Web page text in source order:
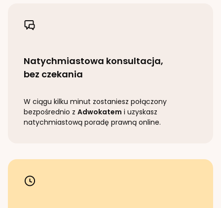
Natychmiastowa konsultacja,
bez czekania
W ciągu kilku minut zostaniesz połączony
bezpośrednio z Adwokatem i uzyskasz
natychmiastową poradę prawną online.